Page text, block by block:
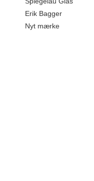
Erik Bagger
Nyt mærke